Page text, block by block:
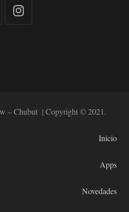
– Chubut | Copyright © 2021.
Inicio
Apps
Novedades